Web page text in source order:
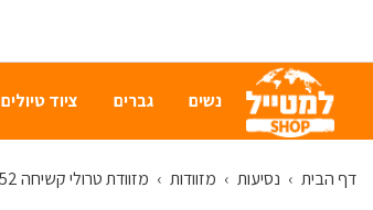
נשים גברים ציוד טיולים
דף הבית › נסיעות › מזוודות › מזוודת טרולי קשיחה 952 "24 Swiss Alpine